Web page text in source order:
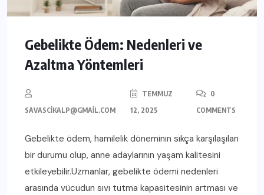
Gebelikte Ödem: Nedenleri ve
Azaltma Yöntemleri
SAVASCIKALP@GMAIL.COM
TEMMUZ
12, 2025
0
COMMENTS
Gebelikte ödem, hamilelik döneminin sıkça karşılaşılan
bir durumu olup, anne adaylarının yaşam kalitesini
etkileyebilir.Uzmanlar, gebelikte ödemi nedenleri
arasında vücudun sıvı tutma kapasitesinin artması ve